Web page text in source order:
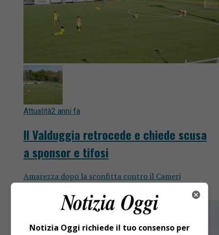
Attualità2 anni fa
Il Valduggia retrocede e chiede scusa
a sponsor e tifosi
Amarezza dopo la sconfitta contro il Cameri
Notizia Oggi richiede il tuo consenso per